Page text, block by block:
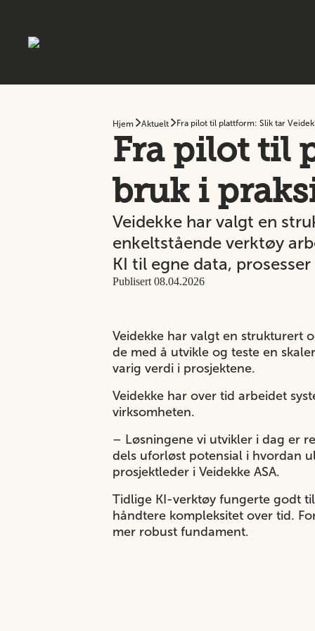
Hjem Aktuelt Fra pilot til plattform: Slik tar
Fra pilot til
bruk i
Veidekke har valgt en
enkeltstående verktøy
KI til egne data,
Publisert 08.04.2026
Veidekke har valgt en strukturert
de med å utvikle og teste en
varig verdi i prosjektene.
Veidekke har over tid arbeidet
virksomheten.
– Løsningene vi utvikler i dag er
dels uforløst potensial i hvordan
prosjektleder i Veidekke ASA.
Tidlige KI-verktøy fungerte godt
håndtere kompleksitet over tid.
mer robust fundament.